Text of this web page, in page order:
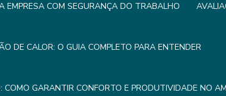
EMPRESA COM SEGURANÇA DO TRABALHO
DE CALOR: O GUIA COMPLETO PARA ENTENDER
GARANTIR CONFORTO E PRODUTIVIDADE NO